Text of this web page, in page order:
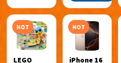
HOT
LEGO
HOT
iPhone 16